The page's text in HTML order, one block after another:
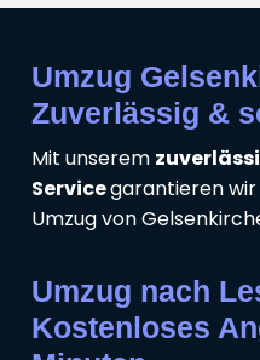
Umzug
Zuverlässig &
Mit unserem
Servicegarantieren
Umzug von
Umzug nach
Kostenloses